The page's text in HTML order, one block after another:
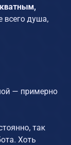
всего душа,
— примерно
так
Хоть